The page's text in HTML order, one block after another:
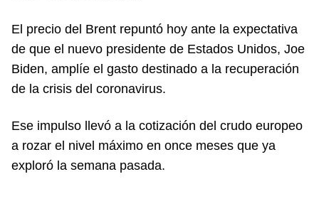
El precio del Brent repuntó hoy ante la expectativa
de que el nuevo presidente de Estados Unidos, Joe
Biden, amplíe el gasto destinado a la recuperación
de la crisis del coronavirus.
Ese impulso llevó a la cotización del crudo europeo
a rozar el nivel máximo en once meses que ya
exploró la semana pasada.